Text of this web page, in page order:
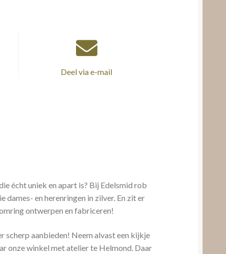
Deel via e-mail
écht uniek en apart is? Bij Edelsmid rob
en herenringen in zilver. En zit er
ontwerpen en fabriceren!
scherp aanbieden! Neem alvast een kijkje
onze winkel met atelier te Helmond. Daar